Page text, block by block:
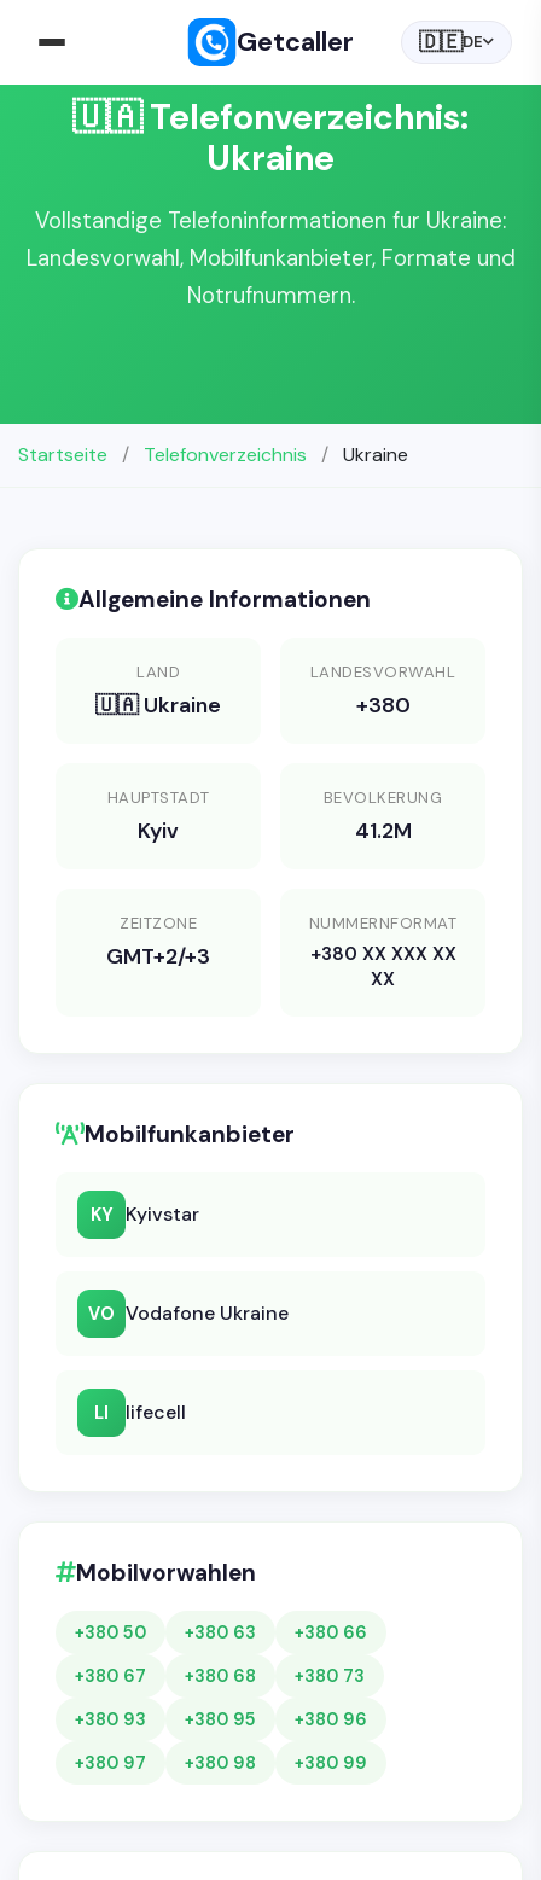
Getcaller 🇩🇪DE
🇺🇦 Telefonverzeichnis:
Ukraine
Vollstandige Telefoninformationen fur Ukraine:
Landesvorwahl, Mobilfunkanbieter, Formate und
Notrufnummern.
Startseite / Telefonverzeichnis / Ukraine
Allgemeine Informationen
LAND
🇺🇦 Ukraine
LANDESVORWAHL
+380
HAUPTSTADT
Kyiv
BEVOLKERUNG
41.2M
ZEITZONE
GMT+2/+3
NUMMERNFORMAT
+380 XX XXX XX
XX
Mobilfunkanbieter
KY Kyivstar
VO Vodafone Ukraine
LI lifecell
Mobilvorwahlen
+380 50 +380 63
+380 66
+380 67
+380 68
+380 73
+380 93
+380 95
+380 96
+380 97
+380 98 +380 99